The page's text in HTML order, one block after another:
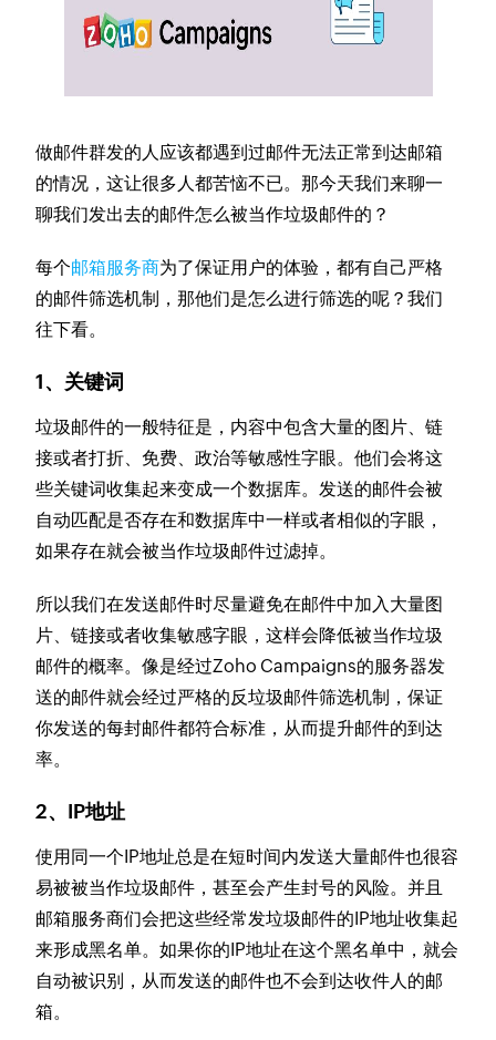
做邮件群发的人应该都遇到过邮件无法正常到达邮箱
的情况，这让很多人都苦恼不已。那今天我们来聊一
聊我们发出去的邮件怎么被当作垃圾邮件的？
每个邮箱服务商为了保证用户的体验，都有自己严格
的邮件筛选机制，那他们是怎么进行筛选的呢？我们
往下看。
1、关键词
垃圾邮件的一般特征是，内容中包含大量的图片、链
接或者打折、免费、政治等敏感性字眼。他们会将这
些关键词收集起来变成一个数据库。发送的邮件会被
自动匹配是否存在和数据库中一样或者相似的字眼，
如果存在就会被当作垃圾邮件过滤掉。
所以我们在发送邮件时尽量避免在邮件中加入大量图
片、链接或者收集敏感字眼，这样会降低被当作垃圾
邮件的概率。像是经过Zoho Campaigns的服务器发
送的邮件就会经过严格的反垃圾邮件筛选机制，保证
你发送的每封邮件都符合标准，从而提升邮件的到达
率。
2、IP地址
使用同一个IP地址总是在短时间内发送大量邮件也很容
易被被当作垃圾邮件，甚至会产生封号的风险。并且
邮箱服务商们会把这些经常发垃圾邮件的IP地址收集起
来形成黑名单。如果你的IP地址在这个黑名单中，就会
自动被识别，从而发送的邮件也不会到达收件人的邮
箱。